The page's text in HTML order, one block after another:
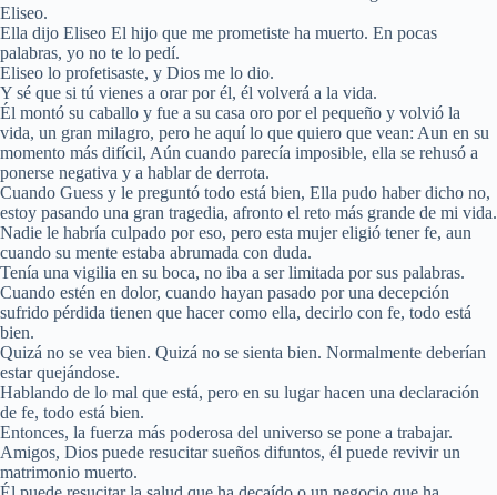
Eliseo.
Ella dijo Eliseo El hijo que me prometiste ha muerto. En pocas
palabras, yo no te lo pedí.
Eliseo lo profetisaste, y Dios me lo dio.
Y sé que si tú vienes a orar por él, él volverá a la vida.
Él montó su caballo y fue a su casa oro por el pequeño y volvió la
vida, un gran milagro, pero he aquí lo que quiero que vean: Aun en su
momento más difícil, Aún cuando parecía imposible, ella se rehusó a
ponerse negativa y a hablar de derrota.
Cuando Guess y le preguntó todo está bien, Ella pudo haber dicho no,
estoy pasando una gran tragedia, afronto el reto más grande de mi vida.
Nadie le habría culpado por eso, pero esta mujer eligió tener fe, aun
cuando su mente estaba abrumada con duda.
Tenía una vigilia en su boca, no iba a ser limitada por sus palabras.
Cuando estén en dolor, cuando hayan pasado por una decepción
sufrido pérdida tienen que hacer como ella, decirlo con fe, todo está
bien.
Quizá no se vea bien. Quizá no se sienta bien. Normalmente deberían
estar quejándose.
Hablando de lo mal que está, pero en su lugar hacen una declaración
de fe, todo está bien.
Entonces, la fuerza más poderosa del universo se pone a trabajar.
Amigos, Dios puede resucitar sueños difuntos, él puede revivir un
matrimonio muerto.